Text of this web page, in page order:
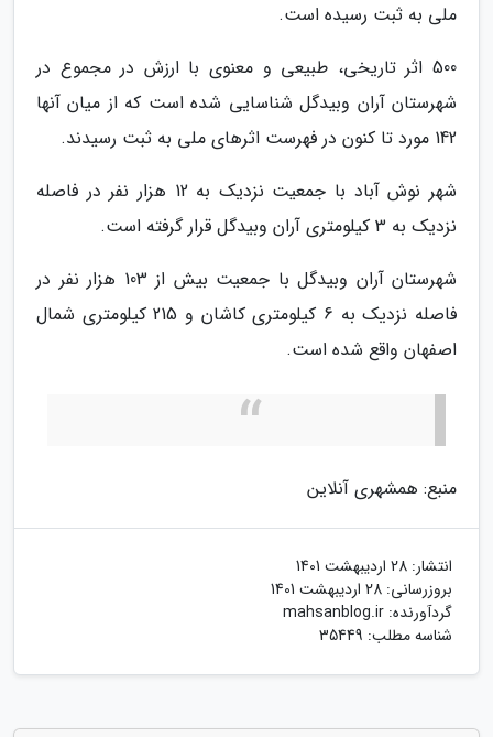
ملی به ثبت رسیده است.
500 اثر تاریخی، طبیعی و معنوی با ارزش در مجموع در
شهرستان آران وبیدگل شناسایی شده است که از میان آنها
142 مورد تا کنون در فهرست اثرهای ملی به ثبت رسیدند.
شهر نوش آباد با جمعیت نزدیک به 12 هزار نفر در فاصله
نزدیک به 3 کیلومتری آران وبیدگل قرار گرفته است.
شهرستان آران وبیدگل با جمعیت بیش از 103 هزار نفر در
فاصله نزدیک به 6 کیلومتری کاشان و 215 کیلومتری شمال
اصفهان واقع شده است.
منبع: همشهری آنلاین
انتشار: 28 اردیبهشت 1401
بروزرسانی: 28 اردیبهشت 1401
گردآورنده: mahsanblog.ir
شناسه مطلب: 35449